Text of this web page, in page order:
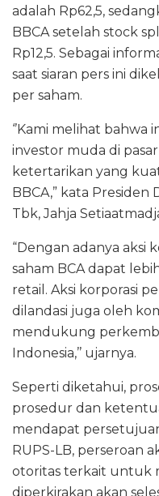
adalah Rp62,5,
BBCA setelah stock
Rp12,5. Sebagai
saat siaran pers ini
per saham.
‘’Kami melihat
investor muda di
ketertarikan yang
BBCA,” kata Presiden
Tbk, Jahja
“Dengan adanya aksi
saham BCA dapat
retail. Aksi korporasi
dilandasi juga oleh
mendukung
Indonesia,’’ ujarnya.
Seperti diketahui,
prosedur dan
mendapat
RUPS-LB, perseroan
otoritas terkait untuk
diperkirakan akan